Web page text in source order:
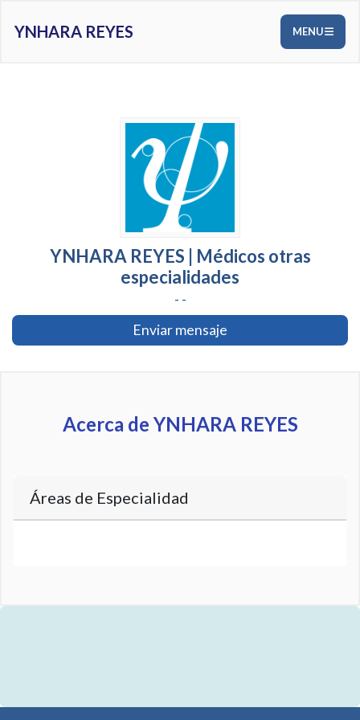
YNHARA REYES MENU
YNHARA REYES | Médicos otras
especialidades
- -
Enviar mensaje
Acerca de YNHARA REYES
Áreas de Especialidad